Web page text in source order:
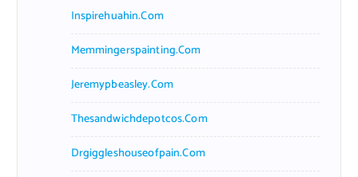
Inspirehuahin.com
Memmingerspainting.com
Jeremypbeasley.com
Thesandwichdepotcos.com
Drgiggleshouseofpain.com